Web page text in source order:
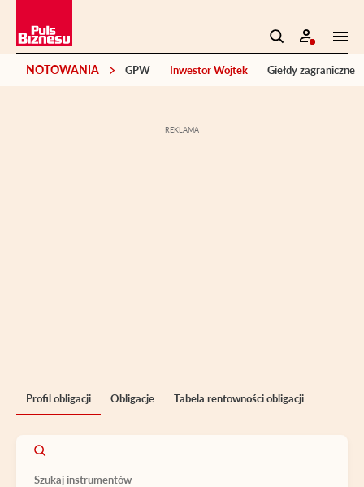
NOTOWANIA GPW Inwestor Wojtek Giełdy zagraniczne
Profil obligacji Obligacje Tabela rentowności obligacji